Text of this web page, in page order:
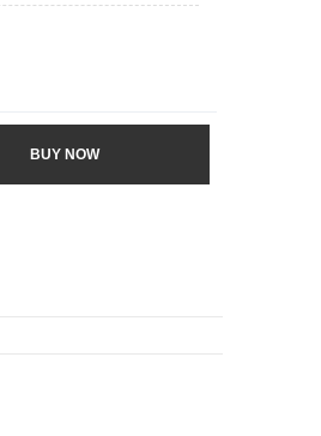
BUY NOW